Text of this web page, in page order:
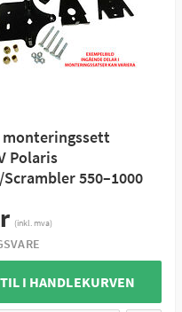
monteringssett
Polaris
550–1000
(inkl. mva)
I HANDLEKURVEN